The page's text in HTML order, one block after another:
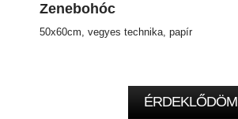
Zenebohóc
50x60cm, vegyes technika, papír
ÉRDEKLŐDÖM